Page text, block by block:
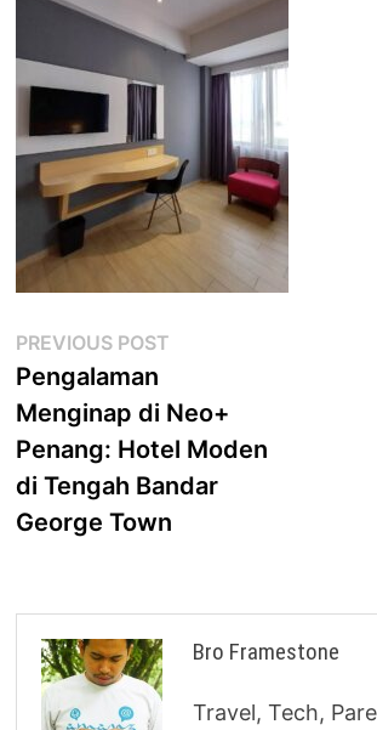
Post
navigation
PREVIOUS POST
Pengalaman
Menginap di Neo+
Penang: Hotel Moden
di Tengah Bandar
George Town
Bro Framestone
Travel, Tech,